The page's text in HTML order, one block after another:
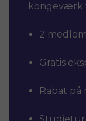
kongeværk
2
Gratis
Rabat